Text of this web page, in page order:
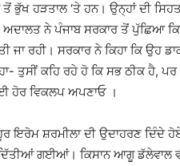
ਤੋਂ ਭੁੱਖ ਹੜਤਾਲ ‘ਤੇ ਹਨ। ਉਨ੍ਹਾਂ ਦੀ
ਨੇ ਪੰਜਾਬ ਸਰਕਾਰ ਤੋਂ ਪੁੱਛਿਆ
ਜਾ ਰਹੀ। ਸਰਕਾਰ ਨੇ ਕਿਹਾ ਕਿ ਉਹ
ਤੁਸੀਂ ਕਹਿ ਰਹੇ ਹੋ ਕਿ ਸਭ ਠੀਕ ਹੈ,
ਹੋਰ ਵਿਕਲਪ ਅਪਣਾਓ ।
ਸ਼ਰਮੀਲਾ ਦੀ ਉਦਾਹਰਣ ਦਿੰਦੇ ਹੋਏ
ਗਈਆਂ। ਕਿਸਾਨ ਆਗੂ ਡੱਲੇਵਾਲ